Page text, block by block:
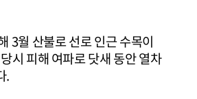
3월 산불로 선로 인근 수목이
시 피해 여파로 닷새 동안 열차
.